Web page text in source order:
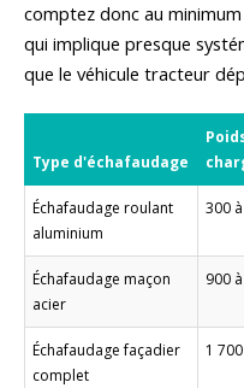
comptez donc au
qui implique presque
que le véhicule tracteur
Type d'échafaudage
Échafaudage roulant
aluminium
300
Échafaudage maçon
acier
900
Échafaudage façadier
complet
1